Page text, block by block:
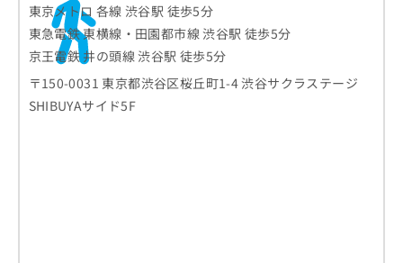
東京メトロ 各線 渋谷駅 徒歩5分
東急電鉄 東横線・田園都市線 渋谷駅 徒歩5分
京王電鉄 井の頭線 渋谷駅 徒歩5分
〒150-0031 東京都渋谷区桜丘町1-4 渋谷サクラステージ
SHIBUYAサイド5F